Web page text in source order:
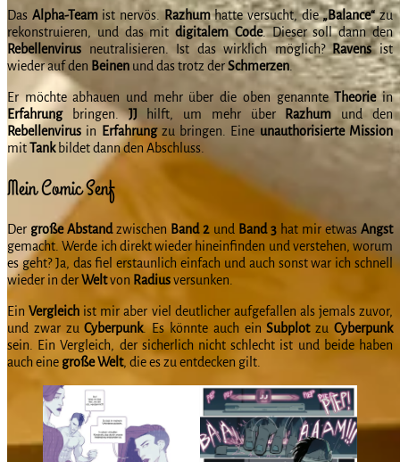
Das Alpha-Teamist nervös.Razhumhatte versucht, die„Balance“zu
rekonstruieren, und das mitdigitalem Code. Dieser soll dann den
Rebellenvirus neutralisieren. Ist das wirklich möglich?Ravensist
wieder auf den Beinen und das trotz derSchmerzen.
Er möchte abhauen und mehr über die oben genannteTheoriein
Erfahrungbringen.JJhilft, um mehr über Razhum und den
Rebellenvirus in Erfahrungzu bringen. Eine unauthorisierte Mission
mitTankbildet dann den Abschluss.
Mein Comic Senf
Der große Abstandzwischen Band 2und Band 3hat mir etwasAngst
gemacht. Werde ich direkt wieder hineinfinden und verstehen, worum
es geht? Ja, das fiel erstaunlich einfach und auch sonst war ich schnell
wieder in derWeltvon Radiusversunken.
EinVergleich ist mir aber viel deutlicher aufgefallen als jemals zuvor,
und zwar zuCyberpunk. Es könnte auch einSubplotzuCyberpunk
sein. Ein Vergleich, der sicherlich nicht schlecht ist und beide haben
auch eine großeWelt, die es zu entdecken gilt.